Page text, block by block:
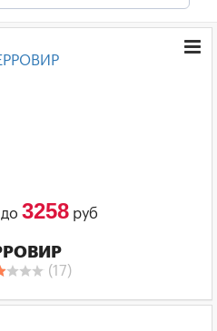
3258руб
(17)